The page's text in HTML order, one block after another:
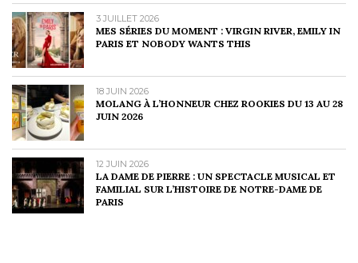
3 JUILLET 2026
MES SÉRIES DU MOMENT : VIRGIN RIVER, EMILY IN
PARIS ET NOBODY WANTS THIS
18 JUIN 2026
MOLANG À L’HONNEUR CHEZ ROOKIES DU 13 AU 28
JUIN 2026
12 JUIN 2026
LA DAME DE PIERRE : UN SPECTACLE MUSICAL ET
FAMILIAL SUR L’HISTOIRE DE NOTRE-DAME DE
PARIS